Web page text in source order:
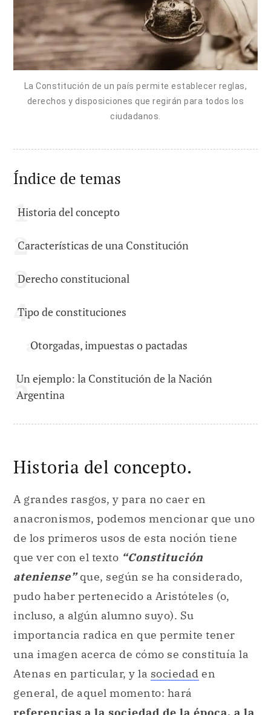
La Constitución de un país permite establecer reglas,
derechos y disposiciones que regirán para todos los
ciudadanos.
Índice de temas
Historia del concepto
Características de una Constitución
Derecho constitucional
Tipo de constituciones
Otorgadas, impuestas o pactadas
Un ejemplo: la Constitución de la Nación
Argentina
Historia del concepto.
A grandes rasgos, y para no caer en
anacronismos, podemos mencionar que uno
de los primeros usos de esta noción tiene
que ver con el texto “Constitución
ateniense”que, según se ha considerado,
pudo haber pertenecido a Aristóteles (o,
incluso, a algún alumno suyo). Su
importancia radica en que permite tener
una imagen acerca de cómo se constituía la
Atenas en particular, y la sociedad en
general, de aquel momento: hará
referencias a la sociedad de la época, a la